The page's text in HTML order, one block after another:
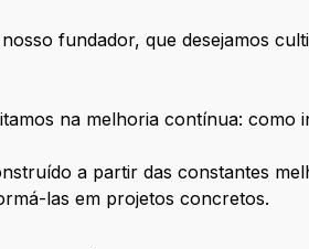
fundador, que desejamos
na melhoria contínua: como
a partir das constantes
las em projetos concretos.